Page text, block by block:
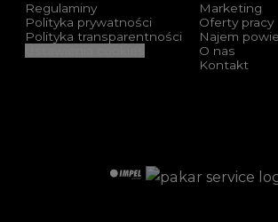
Regulaminy
Polityka prywatności
Polityka transparentności
Marketing
Oferty pracy
Najem
O nas
Kontakt